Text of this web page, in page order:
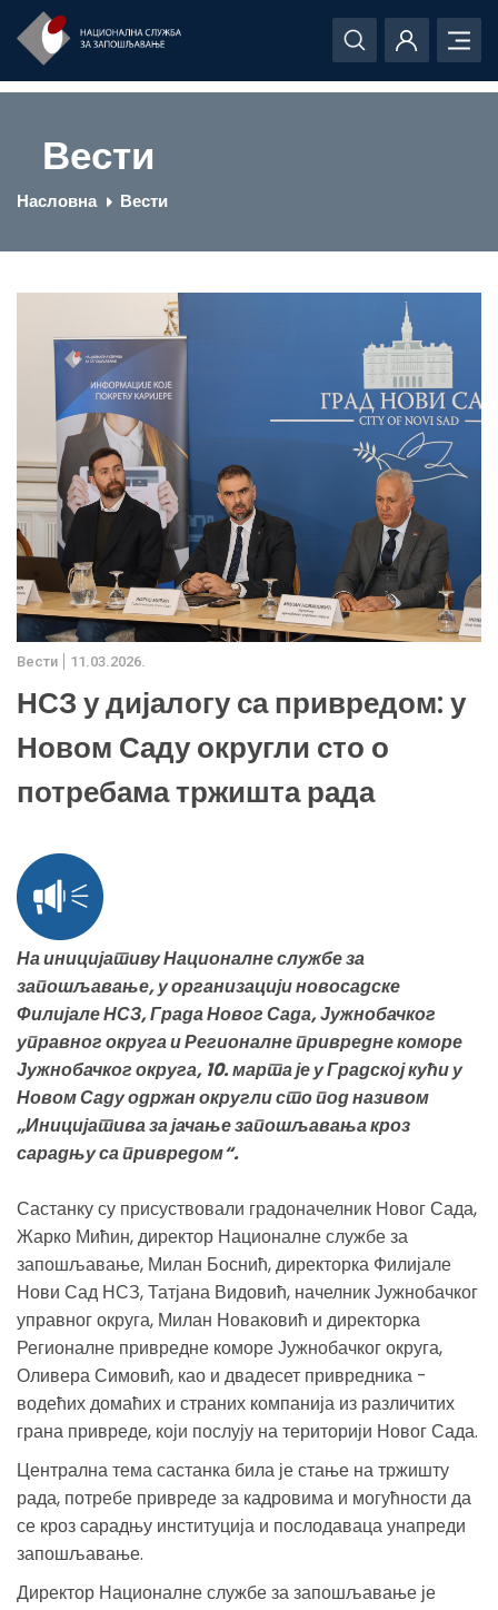
Вести
Насловна Вести
Вести 11.03.2026.
НСЗ у дијалогу са привредом: у
Новом Саду округли сто о
потребама тржишта рада
На иницијативу Националне службе за
запошљавање, у организацији новосадске
Филијале НСЗ, Града Новог Сада, Јужнобачког
управног округа и Регионалне привредне коморе
Јужнобачког округа, 10. марта је у Градској кући у
Новом Саду одржан округли сто под називом
„Иницијатива за јачање запошљавања кроз
сарадњу са привредом“.
Састанку су присуствовали градоначелник Новог Сада,
Жарко Мићин, директор Националне службе за
запошљавање, Милан Боснић, директорка Филијале
Нови Сад НСЗ, Татјана Видовић, начелник Јужнобачког
управног округа, Милан Новаковић и директорка
Регионалне привредне коморе Јужнобачког округа,
Оливера Симовић, као и двадесет привредника -
водећих домаћих и страних компанија из различитих
грана привреде, који послују на територији Новог Сада.
Централна тема састанка била је стање на тржишту
рада, потребе привреде за кадровима и могућности да
се кроз сарадњу институција и послодаваца унапреди
запошљавање.
Директор Националне службе за запошљавање је